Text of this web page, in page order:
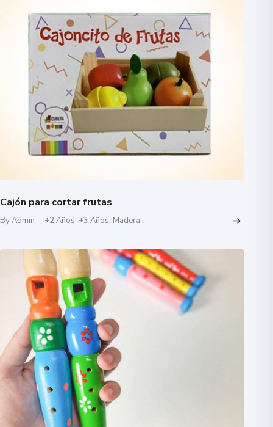
Cajón para cortar frutas
By Admin - +2 Años, +3 Años, Madera